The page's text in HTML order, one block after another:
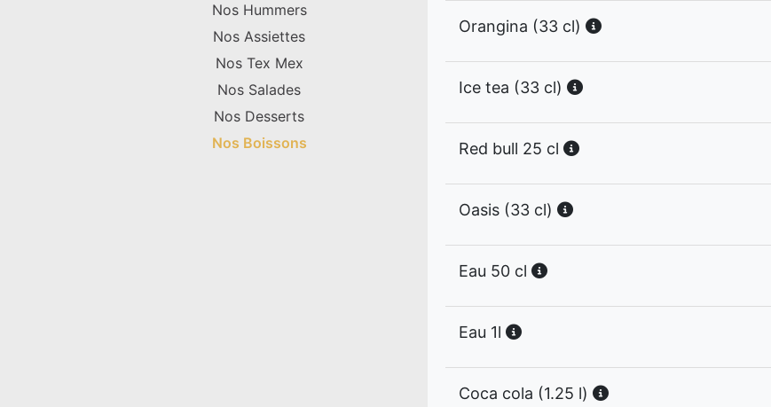
Nos Hummers
Nos Assiettes
Nos Tex Mex
Nos Salades
Nos Desserts
Nos Boissons
Orangina (33 cl)
Ice tea (33 cl)
Red bull 25 cl
Oasis (33 cl)
Eau 50 cl
Eau 1l
Coca cola (1.25 l)